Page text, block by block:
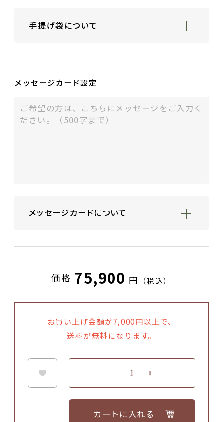
1. 緑
3. 四葉（よつば）
手提げ袋について
ギフト包装のご注文の場合にのみお付けいた
ギフト用箸袋・箱なしギフト包装は10包程
度、紙箱・桐箱の1〜2膳用は7箱程度、3〜5
メッセージカード設定
メッセージカードについて
カードはお箸と一緒に、包装内にお入れいた
価格 75,900 円 （税込）
お買い上げ金額が7,000円以上で、
送料が無料になります。
カートに入れる